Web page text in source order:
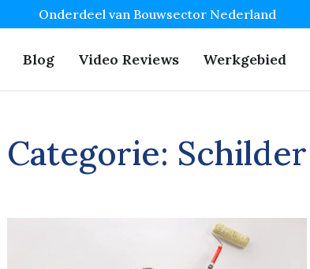
Onderdeel van Bouwsector Nederland
Blog Video Reviews Werkgebied
Categorie: Schilder